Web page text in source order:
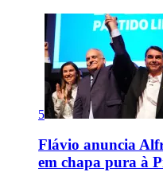
5
Flávio anuncia
em chapa pura à